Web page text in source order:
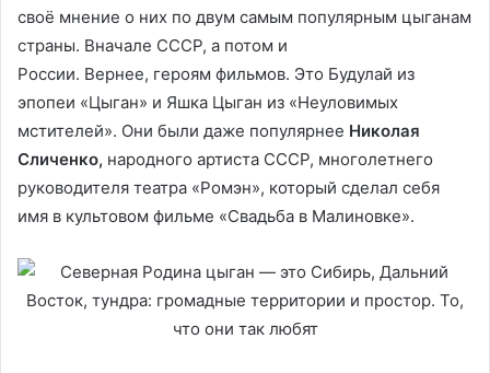
своё мнение о них по двум самым популярным цыганам
страны. Вначале СССР, а потом и
России. Вернее, героям фильмов. Это Будулай из
эпопеи «Цыган» и Яшка Цыган из «Неуловимых
мстителей». Они были даже популярнее Николая
Сличенко, народного артиста СССР, многолетнего
руководителя театра «Ромэн», который сделал себя
имя в культовом фильме «Свадьба в Малиновке».